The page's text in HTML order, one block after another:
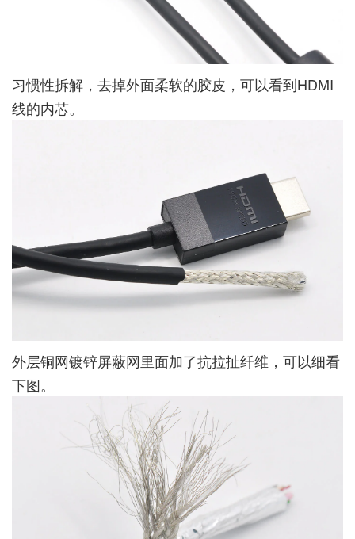
习惯性拆解，去掉外面柔软的胶皮，可以看到HDMI
线的内芯。
外层铜网镀锌屏蔽网里面加了抗拉扯纤维，可以细看
下图。